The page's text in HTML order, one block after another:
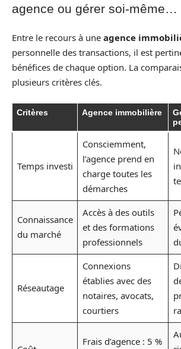
agence ou gérer soi-même…
Entre le recours à une agence
personnelle des transactions, il est
bénéfices de chaque option. La
plusieurs critères clés.
Critères Agence immobilière
Temps investi
Consciemment,
l’agence prend en
charge toutes les
démarches
Connaissance
du marché
Accès à des outils
et des formations
professionnels
Réseautage
Connexions
établies avec des
notaires, avocats,
courtiers
Frais d’agence : 5 %